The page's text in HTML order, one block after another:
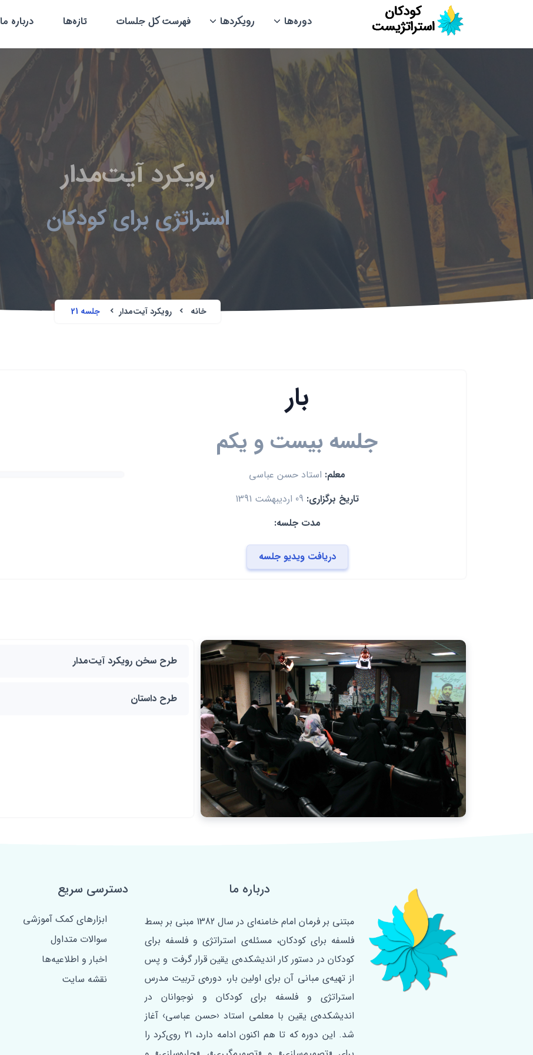
دوره‌ها رویکردها فهرست کل جلسات تازه‌ها درباره ما
رویکرد آیت‌مدار
استراتژی برای کودکان
خانه رویکرد آیت‌مدار جلسه 21
بار
جلسه بیست و یکم
معلم: استاد حسن عباسی
تاریخ برگزاری: 09 اردیبهشت 1391
مدت جلسه:
دریافت ویدیو جلسه
طرح سخن رویکرد آیت‌مدار
طرح داستان
درباره ما
مبتنی بر فرمان امام خامنه‌ای در سال 1382 مبنی بر بسط
فلسفه‌ برای کودکان، مسئله‌ی استراتژی و فلسفه برای
کودکان در دستور کار اندیشکده‌ی یقین قرار گرفت و پس
از تهیه‌ی مبانی آن برای اولین ‌بار، دوره‌ی تربیت مدرس
استراتژی و فلسفه برای کودکان و نوجوانان در
اندیشکده‌ی یقین با معلمی استاد ‹حسن عباسی› آغاز
شد. این دوره که تا هم اکنون ادامه دارد، 21 روی‌کرد را
دسترسی سریع
ابزارهای کمک آموزشی
سوالات متداول
اخبار و اطلاعیه‌ها
نقشه سایت